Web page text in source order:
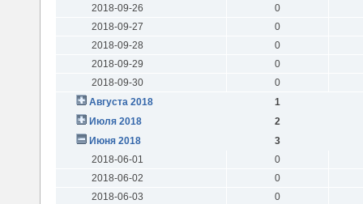
2018-09-26
0
2018-09-27
0
2018-09-28
0
2018-09-29
0
2018-09-30
0
Августа 2018
1
Июля 2018
2
Июня 2018
3
2018-06-01
0
2018-06-02
0
2018-06-03
0